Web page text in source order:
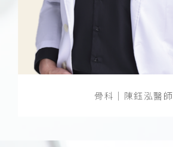
骨科｜陳鈺泓醫師